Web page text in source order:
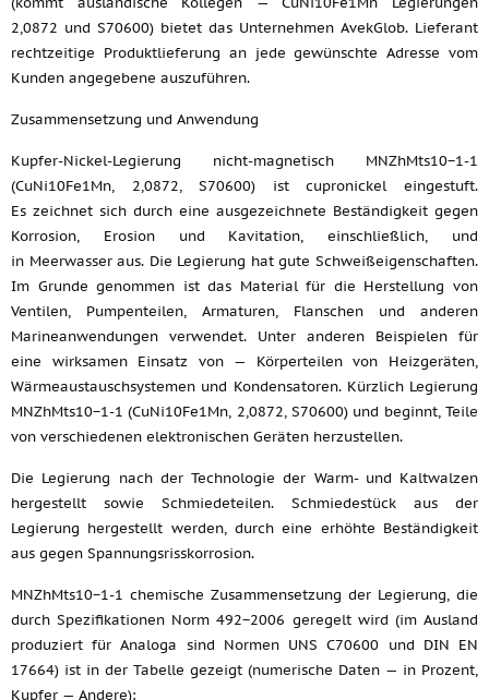
2,0872 und S70600) bietet das Unternehmen AvekGlob. Lieferant
rechtzeitige Produktlieferung an jede gewünschte Adresse vom
Kunden angegebene auszuführen.
Zusammensetzung und Anwendung
Kupfer-Nickel-Legierung nicht-magnetisch MNZhMts10−1-1
(CuNi10Fe1Mn, 2,0872, S70600) ist cupronickel eingestuft.
Es zeichnet sich durch eine ausgezeichnete Beständigkeit gegen
Korrosion, Erosion und Kavitation, einschließlich, und
in Meerwasser aus. Die Legierung hat gute Schweißeigenschaften.
Im Grunde genommen ist das Material für die Herstellung von
Ventilen, Pumpenteilen, Armaturen, Flanschen und anderen
Marineanwendungen verwendet. Unter anderen Beispielen für
eine wirksamen Einsatz von — Körperteilen von Heizgeräten,
Wärmeaustauschsystemen und Kondensatoren. Kürzlich Legierung
MNZhMts10−1-1 (CuNi10Fe1Mn, 2,0872, S70600) und beginnt, Teile
von verschiedenen elektronischen Geräten herzustellen.
Die Legierung nach der Technologie der Warm- und Kaltwalzen
hergestellt sowie Schmiedeteilen. Schmiedestück aus der
Legierung hergestellt werden, durch eine erhöhte Beständigkeit
aus gegen Spannungsrisskorrosion.
MNZhMts10−1-1 chemische Zusammensetzung der Legierung, die
durch Spezifikationen Norm 492−2006 geregelt wird (im Ausland
produziert für Analoga sind Normen UNS C70600 und DIN EN
17664) ist in der Tabelle gezeigt (numerische Daten — in Prozent,
Kupfer — Andere):